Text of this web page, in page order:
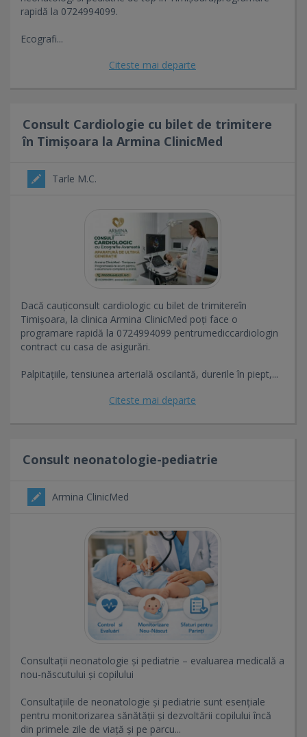
rapidă la 0724994099.
Ecografi...
Citeste mai departe
Consult Cardiologie cu bilet de trimitere
în Timișoara la Armina ClinicMed
Tarle M.C.
Dacă cauțiconsult cardiologic cu bilet de trimitereîn
Timișoara, la clinica Armina ClinicMed poți face o
programare rapidă la 0724994099 pentrumediccardiologin
contract cu casa de asigurări.
Palpitațiile, tensiunea arterială oscilantă, durerile în piept,...
Citeste mai departe
Consult neonatologie-pediatrie
Armina ClinicMed
Consultații neonatologie și pediatrie – evaluarea medicală a
nou-născutului și copilului
Consultațiile de neonatologie și pediatrie sunt esențiale
pentru monitorizarea sănătății și dezvoltării copilului încă
din primele zile de viață și pe parcu...